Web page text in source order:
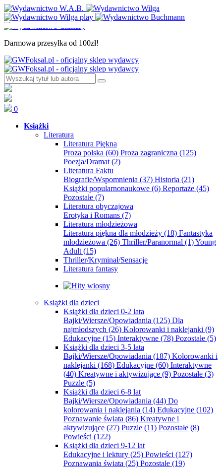
Darmowa przesyłka od 100zł!
0
Książki
Literatura
Literatura Piękna
Proza polska (60) Proza zagraniczna (125)
Poezja/Dramat (2)
Literatura Faktu
Biografie/Wspomnienia (37) Historia (21)
Książki popularnonaukowe (6) Reportaże (45)
Pozostałe (7)
Literatura obyczajowa
Erotyka i Romans (7)
Literatura młodzieżowa
Literatura piękna dla młodzieży (18) Fantastyka
młodzieżowa (26) Thriller/Paranormal (1)Young
Adult (15)
Thriller/Kryminał/Sensacje
Literatura fantasy
Książki dla dzieci
Książki dla dzieci 0-2 lata
Bajki/Wiersze/Opowiadania (125) Dla
najmłodszych (26) Kolorowanki i naklejanki (9)
Edukacyjne (15) Interaktywne (78) Pozostałe (5)
Książki dla dzieci 3-5 lata
Bajki/Wiersze/Opowiadania (187) Kolorowanki i
naklejanki (168) Edukacyjne (60) Interaktywne
(40) Kreatywne i aktywizujące (9) Pozostałe (3)
Puzzle (5)
Książki dla dzieci 6-8 lat
Bajki/Wiersze/Opowiadania (44) Do
kolorowania i naklejania (14) Edukacyjne (102)
Poznawanie świata (86) Kreatywne i
aktywizujące (27) Puzzle (11) Pozostałe (8)
Powieści (122)
Książki dla dzieci 9-12 lat
Edukacyjne i lektury (25) Powieści (127)
Poznawania świata (25) Pozostałe (19)